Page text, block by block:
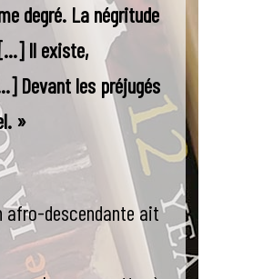
degré. La négritude
[…] Il existe,
Devant les préjugés
»
afro-descendante ait